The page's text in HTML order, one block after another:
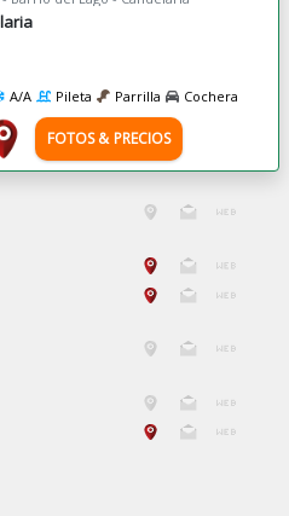
A/A Pileta Parrilla Cochera
FOTOS & PRECIOS